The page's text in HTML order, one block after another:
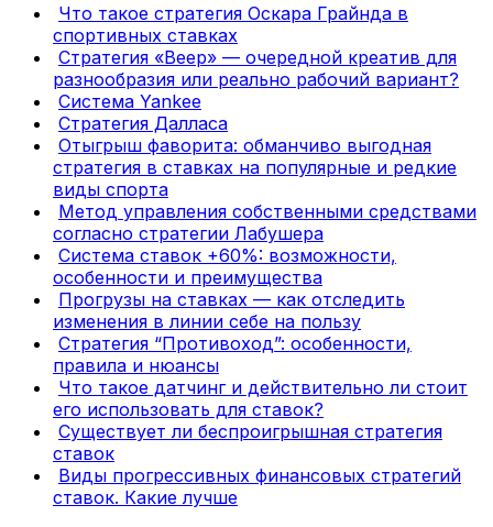
Что такое стратегия Оскара Грайнда в
спортивных ставках
Стратегия «Веер» — очередной креатив для
разнообразия или реально рабочий вариант?
Система Yankee
Стратегия Далласа
Отыгрыш фаворита: обманчиво выгодная
стратегия в ставках на популярные и редкие
виды спорта
Метод управления собственными средствами
согласно стратегии Лабушера
Система ставок +60%: возможности,
особенности и преимущества
Прогрузы на ставках — как отследить
изменения в линии себе на пользу
Стратегия “Противоход”: особенности,
правила и нюансы
Что такое датчинг и действительно ли стоит
его использовать для ставок?
Существует ли беспроигрышная стратегия
ставок
Виды прогрессивных финансовых стратегий
ставок. Какие лучше